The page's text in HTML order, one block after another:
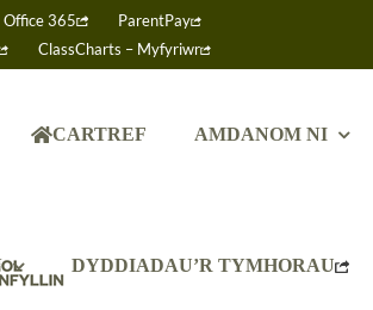
Office 365
ParentPay
ClassCharts – Myfyriwr
CARTREF AMDANOM NI
DYDDIADAU’R TYMHORAU